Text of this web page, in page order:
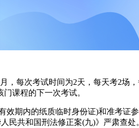
每次考试时间为2天，每天考2场
课程的下一次考试。
内的纸质临时身份证)和准考证
民共和国刑法修正案(九)》严肃查处